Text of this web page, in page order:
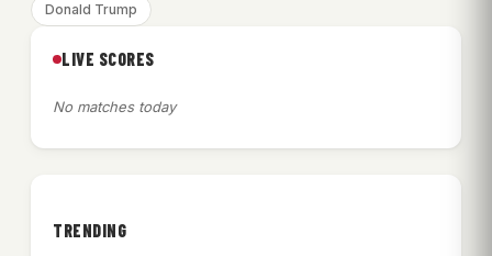
Donald Trump
LIVE SCORES
No matches today
TRENDING